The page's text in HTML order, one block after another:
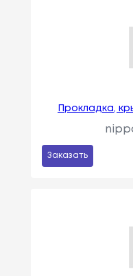
Прокладка,
Заказать